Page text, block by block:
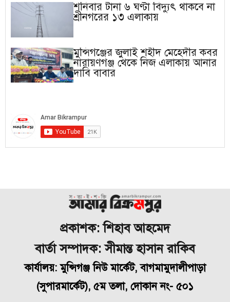
শনিবার টানা ৬ ঘণ্টা বিদ্যুৎ থাকবে না
শ্রীনগরের ১৩ এলাকায়
মুন্সিগঞ্জের জুলাই শহীদ মেহেদীর কবর
নারায়ণগঞ্জ থেকে নিজ এলাকায় আনার
দাবি বাবার
প্রকাশক: শিহাব আহমেদ
বার্তা সম্পাদক: সীমান্ত হাসান রাকিব
কার্যালয়: মুন্সিগঞ্জ নিউ মার্কেট, বাগমামুদালীপাড়া
(সুপারমার্কেট), ৫ম তলা, দোকান নং- ৫০১